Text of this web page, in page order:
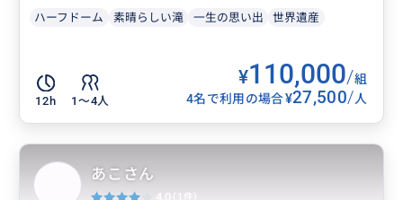
ハーフドーム 素晴らしい滝 一生の思い出 世界遺産
12h 1〜4人
¥110,000/組
4名で利用の場合¥27,500/人
あこさん
4.0 (1件)